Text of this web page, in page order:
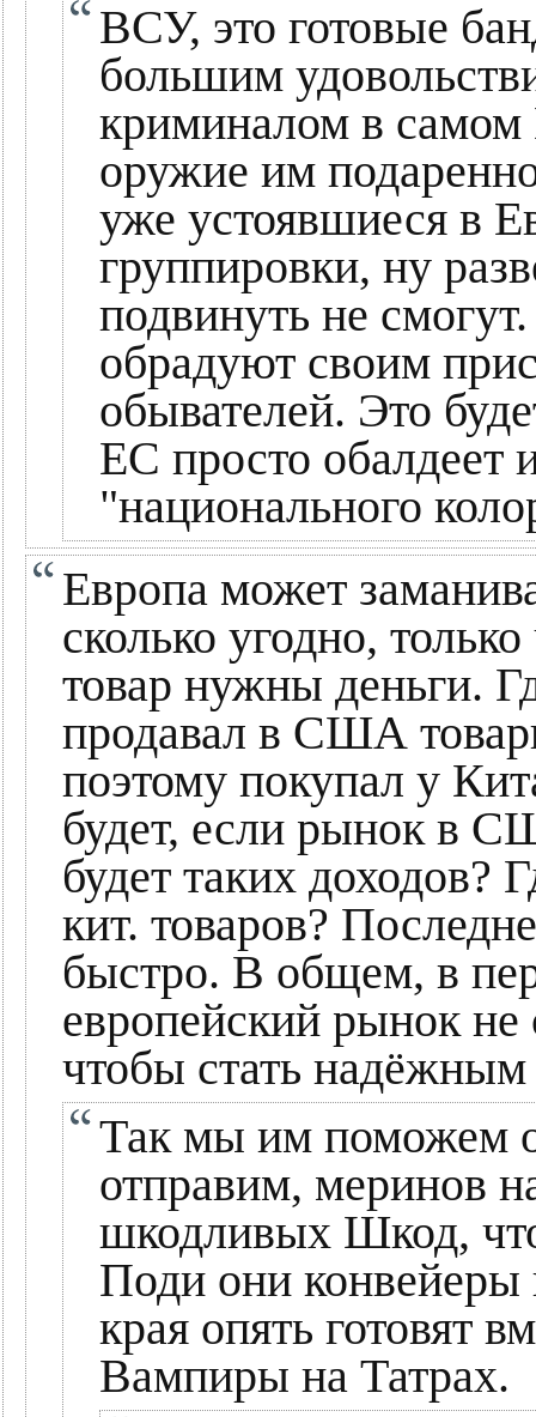
ВСУ, это готовые
большим
криминалом в самом
оружие им
уже устоявшиеся в
группировки, ну
подвинуть не
обрадуют своим
обывателей. Это
ЕС просто обалдеет
"национального
Европа может
сколько угодно,
товар нужны деньги.
продавал в США
поэтому покупал у
будет, если рынок в
будет таких доходов?
кит. товаров?
быстро. В общем, в
европейский рынок не
чтобы стать
Так мы им поможем
отправим, меринов
шкодливых Шкод,
Поди они конвейеры
края опять готовят
Вампиры на Татрах.